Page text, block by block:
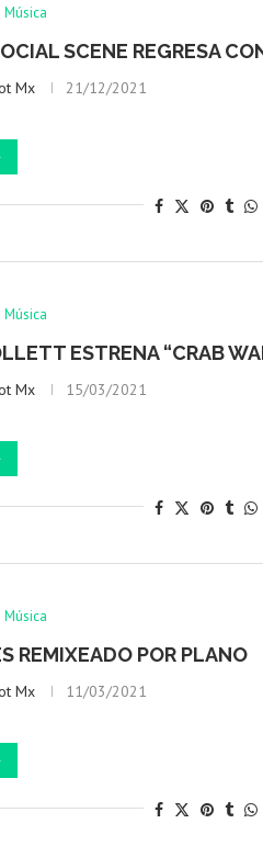
Música
SCENE REGRESA
Mx 21/12/2021
Música
ESTRENA “CRAB
Mx 15/03/2021
Música
REMIXEADO POR PLANO
Mx 11/03/2021